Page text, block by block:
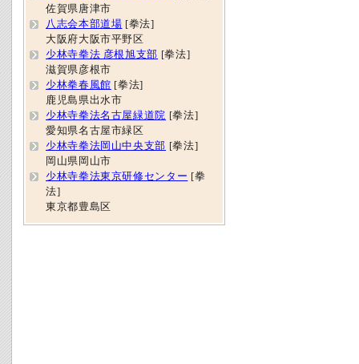
佐賀県唐津市
八志会本部道場 [拳法]
大阪府大阪市平野区
少林寺拳法 彦根旭支部 [拳法]
滋賀県彦根市
少林拳春風館 [拳法]
鹿児島県出水市
少林寺拳法名古屋緑道院 [拳法]
愛知県名古屋市緑区
少林寺拳法岡山中央支部 [拳法]
岡山県岡山市
少林寺拳法東京研修センター [拳
法]
東京都豊島区